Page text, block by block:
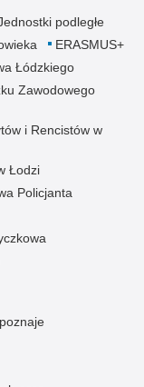
podległe
ERASMUS+
Łódzkiego
Zawodowego
i Rencistów w
Łodzi
Policjanta